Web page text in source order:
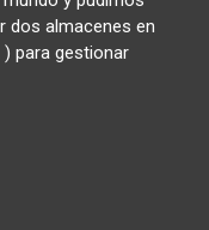
dos almacenes en
) para gestionar